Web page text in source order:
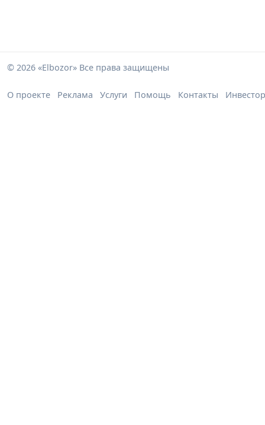
© 2026 «Elbozor» Все права защищены
О проекте Реклама Услуги Помощь Контакты